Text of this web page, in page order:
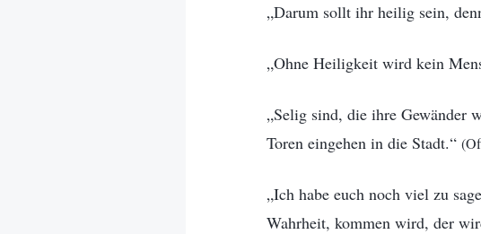
„Darum sollt ihr heilig sein,
„Ohne Heiligkeit wird kein
„Selig sind, die ihre Gewänder
Toren eingehen in die Stadt.“
„Ich habe euch noch viel zu
Wahrheit, kommen wird, der